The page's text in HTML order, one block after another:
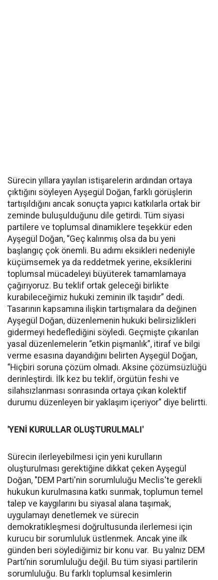
Sürecin yıllara yayılan istişarelerin ardından ortaya
çıktığını söyleyen Ayşegül Doğan, farklı görüşlerin
tartışıldığını ancak sonuçta yapıcı katkılarla ortak bir
zeminde buluşulduğunu dile getirdi. Tüm siyasi
partilere ve toplumsal dinamiklere teşekkür eden
Ayşegül Doğan, “Geç kalınmış olsa da bu yeni
başlangıç çok önemli. Bu adımı eksikleri nedeniyle
küçümsemek ya da reddetmek yerine, eksiklerini
toplumsal mücadeleyi büyüterek tamamlamaya
çağırıyoruz. Bu teklif ortak geleceği birlikte
kurabileceğimiz hukuki zeminin ilk taşıdır” dedi.
Tasarının kapsamına ilişkin tartışmalara da değinen
Ayşegül Doğan, düzenlemenin hukuki belirsizlikleri
gidermeyi hedeflediğini söyledi. Geçmişte çıkarılan
yasal düzenlemelerin “etkin pişmanlık”, itiraf ve bilgi
verme esasına dayandığını belirten Ayşegül Doğan,
“Hiçbiri soruna çözüm olmadı. Aksine çözümsüzlüğü
derinleştirdi. İlk kez bu teklif, örgütün feshi ve
silahsızlanması sonrasında ortaya çıkan kolektif
durumu düzenleyen bir yaklaşım içeriyor” diye belirtti.
'YENİ KURULLAR OLUŞTURULMALI'
Sürecin ilerleyebilmesi için yeni kurulların
oluşturulması gerektiğine dikkat çeken Ayşegül
Doğan, "DEM Parti'nin sorumluluğu Meclis'te gerekli
hukukun kurulmasına katkı sunmak, toplumun temel
talep ve kaygılarını bu siyasal alana taşımak,
uygulamayı denetlemek ve sürecin
demokratikleşmesi doğrultusunda ilerlemesi için
kurucu bir sorumluluk üstlenmek. Ancak yine ilk
günden beri söylediğimiz bir konu var. Bu yalnız DEM
Parti’nin sorumluluğu değil. Bu tüm siyasi partilerin
sorumluluğu. Bu farklı toplumsal kesimlerin